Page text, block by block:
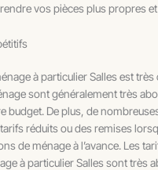
vos pièces plus propres
à particulier Salles est
sont généralement très
budget. De plus, de
réduits ou des remises
de ménage à l’avance. Les
à particulier Salles sont très